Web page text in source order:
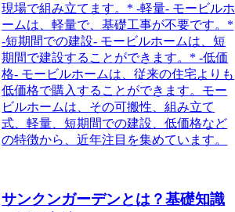
現場で組み立てます。* -軽量- モービルホ
ームは、軽量で、基礎工事が不要です。*
-短期間での建設- モービルホームは、短
期間で建設することができます。* -低価
格- モービルホームは、従来の住宅よりも
低価格で購入することができます。モー
ビルホームは、その可搬性、組み立て
式、軽量、短期間での建設、低価格など
の特徴から、近年注目を集めています。
サンクンガーデンとは？基礎知識